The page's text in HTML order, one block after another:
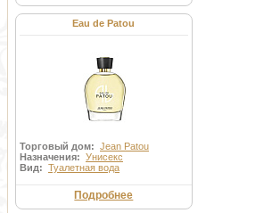
Eau de Patou
Торговый дом: Jean Patou
Назначения: Унисекс
Вид: Туалетная вода
Подробнее